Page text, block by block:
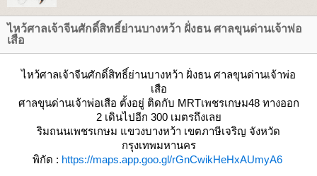
ไหว้ศาลเจ้าจีนศักดิ์สิทธิ์ย่านบางหว้า ฝั่งธน ศาลขุนด่านเจ้าพ่อ
เสือ
ไหว้ศาลเจ้าจีนศักดิ์สิทธิ์ย่านบางหว้า ฝั่งธน ศาลขุนด่านเจ้าพ่อ
เสือ
ศาลขุนด่านเจ้าพ่อเสือ ตั้งอยู่ ติดกับ MRTเพชรเกษม48 ทางออก
2 เดินไปอีก 300 เมตรถึงเล
ริมถนนเพชรเกษม แขวงบางหว้า เขตภาษีเจริญ จังหวัด
กรุงเทพมหานคร
พิกัด : https://maps.app.goo.gl/rGnCwikHeHxAUmyA6